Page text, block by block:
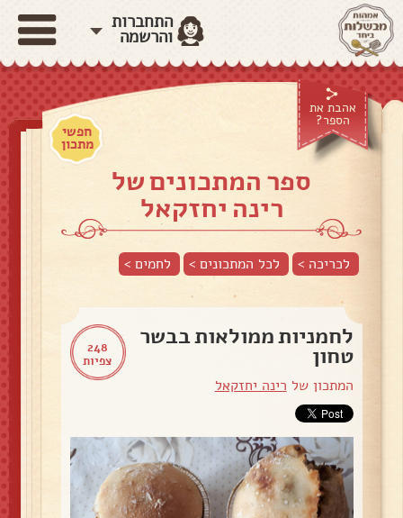
התחברות
והרשמה
אהבת את
הספר?
חפשי
מתכון
ספר המתכונים של
רינה יחזקאל
לכריכה > לכל המתכונים > לחמים>
248
צפיות
לחמניות ממולאות בבשר
טחון
המתכון של רינה יחזקאל